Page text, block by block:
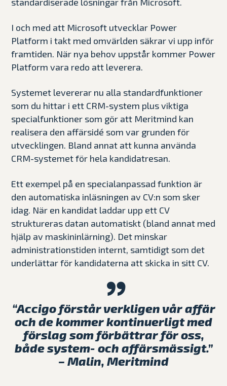
I och med att Microsoft utvecklar Power
Platform i takt med omvärlden säkrar vi upp inför
framtiden. När nya behov uppstår kommer Power
Platform vara redo att leverera.
Systemet levererar nu alla standardfunktioner
som du hittar i ett CRM-system plus viktiga
specialfunktioner som gör att Meritmind kan
realisera den affärsidé som var grunden för
utvecklingen. Bland annat att kunna använda
CRM-systemet för hela kandidatresan.
Ett exempel på en specialanpassad funktion är
den automatiska inläsningen av CV:n som sker
idag. När en kandidat laddar upp ett CV
struktureras datan automatiskt (bland annat med
hjälp av maskininlärning). Det minskar
administrationstiden internt, samtidigt som det
underlättar för kandidaterna att skicka in sitt CV.
“Accigo förstår verkligen vår affär
och de kommer kontinuerligt med
förslag som förbättrar för oss,
både system- och affärsmässigt.”
– Malin, Meritmind